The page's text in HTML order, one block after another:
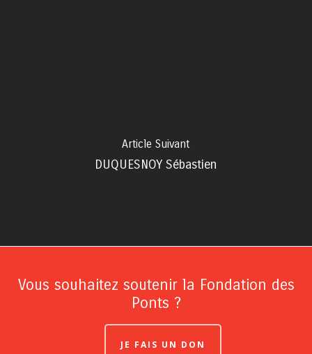
Article Suivant
DUQUESNOY Sébastien
Vous souhaitez soutenir la Fondation des
Ponts ?
JE FAIS UN DON